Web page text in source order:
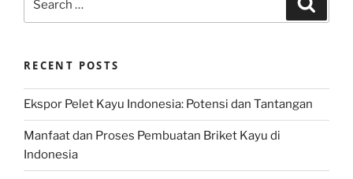
for:
RECENT POSTS
Ekspor Pelet Kayu Indonesia: Potensi dan Tantangan
Manfaat dan Proses Pembuatan Briket Kayu di
Indonesia